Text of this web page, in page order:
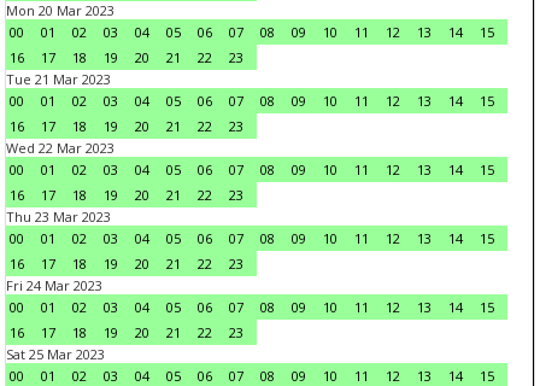
Mon 20 Mar 2023
00
01 02 03 04 05 06 07 08 09 10 11 12 13 14
15
16
17 18 19 20 21 22
23
Tue 21 Mar 2023
00
01 02 03 04 05 06 07 08 09 10 11 12 13 14
15
16
17 18 19 20 21 22
23
Wed 22 Mar 2023
00
01 02 03 04 05 06 07 08 09 10 11 12 13 14
15
16
17 18 19 20 21 22
23
Thu 23 Mar 2023
00
01 02 03 04 05 06 07 08 09 10 11 12 13 14
15
16
17 18 19 20 21 22
23
Fri 24 Mar 2023
00
01 02 03 04 05 06 07 08 09 10 11 12 13 14
15
16
17 18 19 20 21 22
23
Sat 25 Mar 2023
00
01 02 03 04 05 06 07 08 09 10 11 12 13 14
15